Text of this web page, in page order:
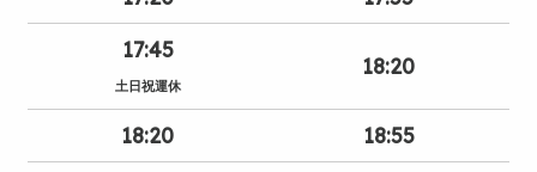
17:45
土日祝運休
18:20
18:20
18:55